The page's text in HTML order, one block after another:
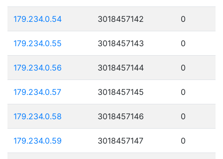
179.234.0.54 3018457142 0
179.234.0.55 3018457143 0
179.234.0.56 3018457144 0
179.234.0.57 3018457145 0
179.234.0.58 3018457146 0
179.234.0.59 3018457147 0